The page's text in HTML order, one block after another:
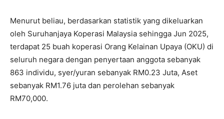
Menurut beliau, berdasarkan statistik yang dikeluarkan
oleh Suruhanjaya Koperasi Malaysia sehingga Jun 2025,
terdapat 25 buah koperasi Orang Kelainan Upaya (OKU) di
seluruh negara dengan penyertaan anggota sebanyak
863 individu, syer/yuran sebanyak RM0.23 Juta, Aset
sebanyak RM1.76 juta dan perolehan sebanyak
RM70,000.